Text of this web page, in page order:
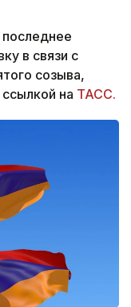
в связи с
созыва,
на ТАСС.